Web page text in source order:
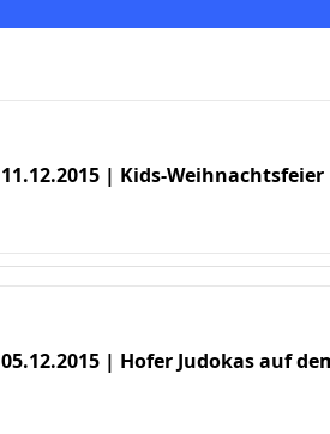
11.12.2015 | Kids-Weihnachtsfeier
05.12.2015 | Hofer Judokas auf